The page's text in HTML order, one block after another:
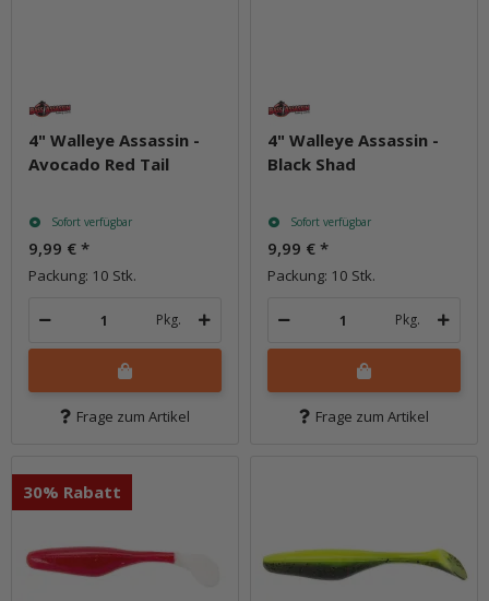
4" Walleye Assassin -
Avocado Red Tail
Sofort verfügbar
9,99 € *
Packung: 10 Stk.
Pkg.
Frage zum Artikel
4" Walleye Assassin -
Black Shad
Sofort verfügbar
9,99 € *
Packung: 10 Stk.
Pkg.
Frage zum Artikel
30% Rabatt